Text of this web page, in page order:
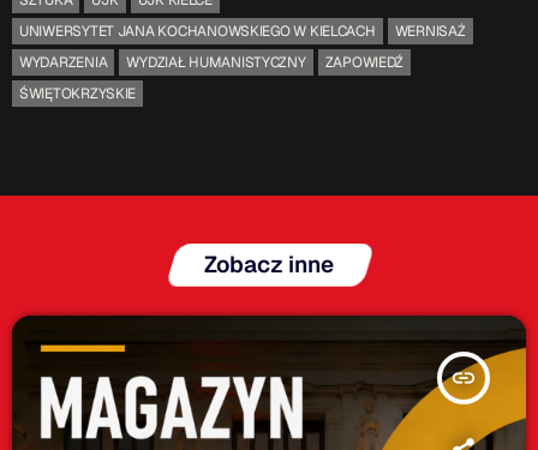
UNIWERSYTET JANA KOCHANOWSKIEGO W KIELCACH
WERNISAŻ
WYDARZENIA
WYDZIAŁ HUMANISTYCZNY
ZAPOWIEDŹ
ŚWIĘTOKRZYSKIE
Zobacz inne
insert_link